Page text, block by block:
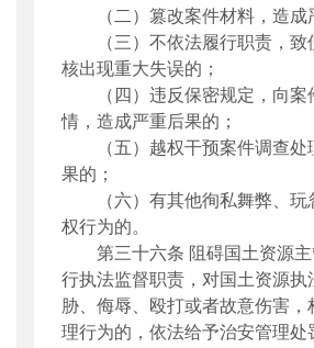
（二）篡改案件材料，造成
（三）不依法履行职责，
核出现重大失误的；
（四）违反保密规定，向
情，造成严重后果的；
（五）越权干预案件调查
果的；
（六）有其他徇私舞弊、
权行为的。
第三十六条 阻碍国土资源
行执法监督职责，对国土资源执
胁、侮辱、殴打或者故意伤害，
理行为的，依法给予治安管理处